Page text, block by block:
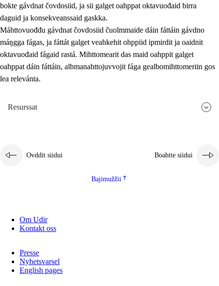
Fágaidrasttideaddji fáttát
2.5 Fágaidrasttideaddji fáttát
2.5.2 Demokratiija ja mielborgárvuohta
2.5.3
bokte gávdnat čovdosiid, ja sii galget oahppat oktavuođaid birra
daguid ja konsekveanssaid gaskka.
Máhttovuođđu gávdnat čovdosiid čuolmmaide dáin fáttáin gávdno
máŋgga fágas, ja fáttát galget veahkehit ohppiid ipmirdit ja oaidnit
oktavuođaid fágaid rastá. Mihttomearit das maid oahppit galget
oahppat dáin fáttáin, albmanahttojuvvojit fága gealbomihttomeriin gos
lea relevánta.
Resurssat
Ovddit siidui Boahtte siidui
Bajimužžii
Om Udir
Kontakt oss
Presse
Nyhetsvarsel
English pages